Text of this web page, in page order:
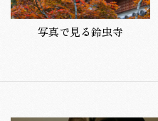
写真で見る鈴虫寺